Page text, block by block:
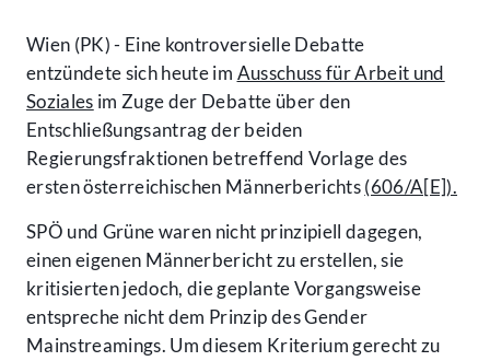
Wien (PK) - Eine kontroversielle Debatte
entzündete sich heute im Ausschuss für Arbeit und
Soziales im Zuge der Debatte über den
Entschließungsantrag der beiden
Regierungsfraktionen betreffend Vorlage des
ersten österreichischen Männerberichts(606/A[E]).
SPÖ und Grüne waren nicht prinzipiell dagegen,
einen eigenen Männerbericht zu erstellen, sie
kritisierten jedoch, die geplante Vorgangsweise
entspreche nicht dem Prinzip des Gender
Mainstreamings. Um diesem Kriterium gerecht zu